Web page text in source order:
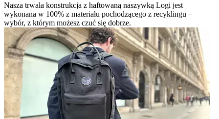
Nasza trwała konstrukcja z haftowaną naszywką Logi jest
wykonana w 100% z materiału pochodzącego z recyklingu –
wybór, z którym możesz czuć się dobrze.